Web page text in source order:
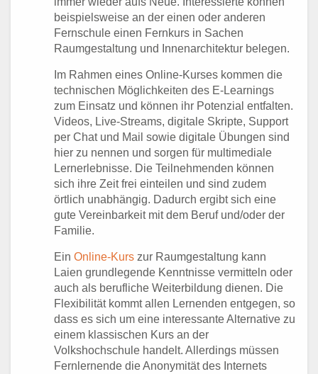
beispielsweise an der einen oder anderen
Fernschule einen Fernkurs in Sachen
Raumgestaltung und Innenarchitektur belegen.
Im Rahmen eines Online-Kurses kommen die
technischen Möglichkeiten des E-Learnings
zum Einsatz und können ihr Potenzial entfalten.
Videos, Live-Streams, digitale Skripte, Support
per Chat und Mail sowie digitale Übungen sind
hier zu nennen und sorgen für multimediale
Lernerlebnisse. Die Teilnehmenden können
sich ihre Zeit frei einteilen und sind zudem
örtlich unabhängig. Dadurch ergibt sich eine
gute Vereinbarkeit mit dem Beruf und/oder der
Familie.
Ein Online-Kurs zur Raumgestaltung kann
Laien grundlegende Kenntnisse vermitteln oder
auch als berufliche Weiterbildung dienen. Die
Flexibilität kommt allen Lernenden entgegen, so
dass es sich um eine interessante Alternative zu
einem klassischen Kurs an der
Volkshochschule handelt. Allerdings müssen
Fernlernende die Anonymität des Internets